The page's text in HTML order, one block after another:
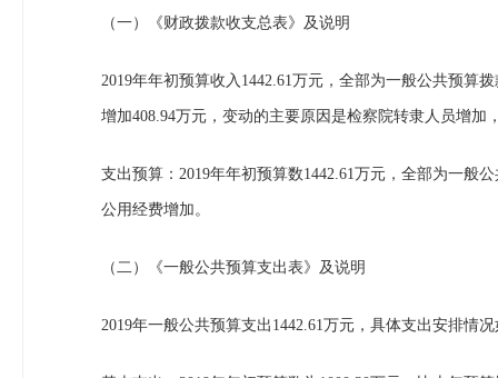
（一）《财政拨款收支总表》及说明
2019年年初预算收入1442.61万元，全部为一般公共预算
增加408.94万元，变动的主要原因是检察院转隶人员增加
支出预算：2019年年初预算数1442.61万元，全部为一般
公用经费增加。
（二）《一般公共预算支出表》及说明
2019年一般公共预算支出1442.61万元，具体支出安排情